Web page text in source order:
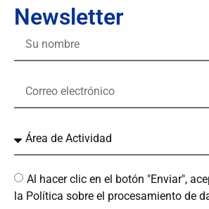
Newsletter
Al hacer clic en el botón "Enviar",
la Política sobre el procesamiento de